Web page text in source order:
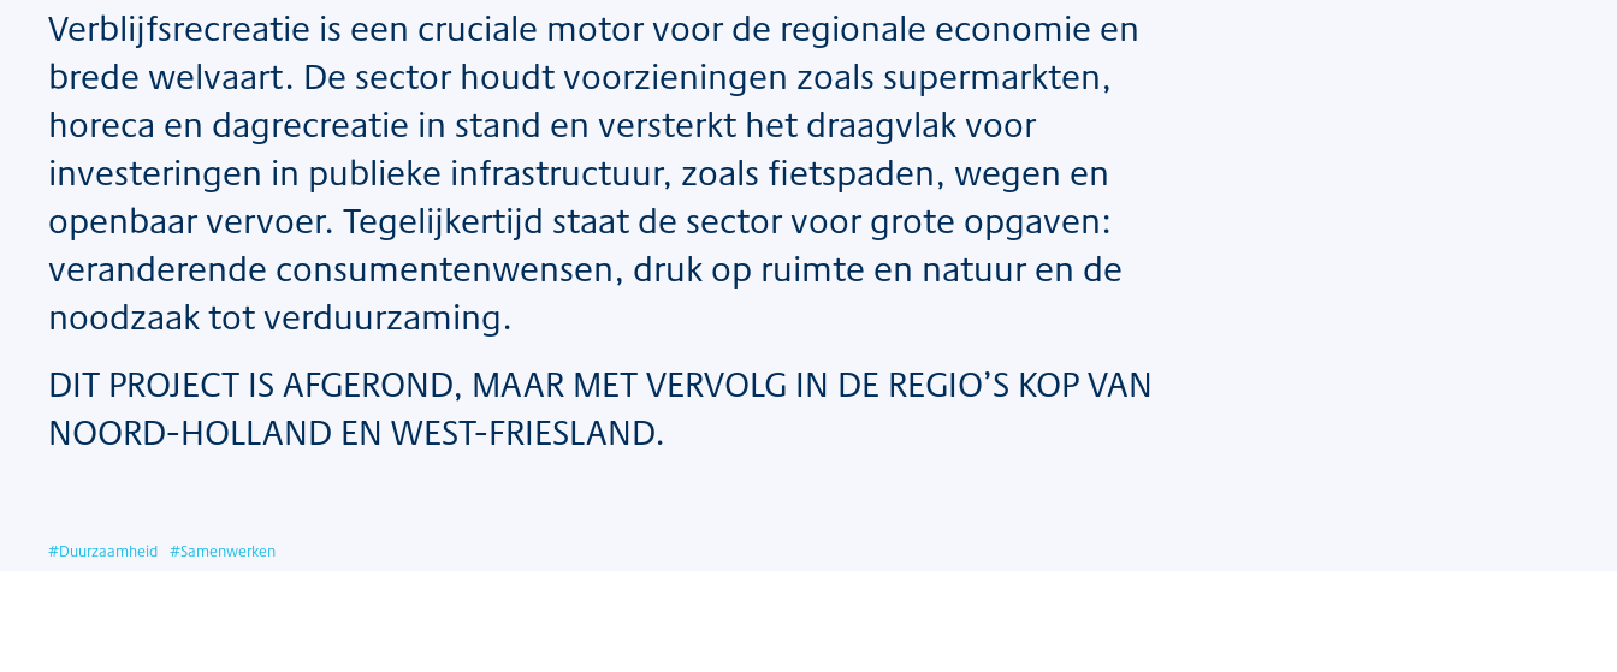
Verblijfsrecreatie is een cruciale motor voor de regionale economie en
brede welvaart. De sector houdt voorzieningen zoals supermarkten,
horeca en dagrecreatie in stand en versterkt het draagvlak voor
investeringen in publieke infrastructuur, zoals fietspaden, wegen en
openbaar vervoer. Tegelijkertijd staat de sector voor grote opgaven:
veranderende consumentenwensen, druk op ruimte en natuur en de
noodzaak tot verduurzaming.
DIT PROJECT IS AFGEROND, MAAR MET VERVOLG IN DE REGIO’S KOP VAN
NOORD-HOLLAND EN WEST-FRIESLAND.
#Duurzaamheid #Samenwerken